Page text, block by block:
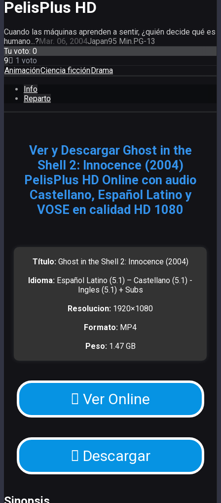
PelisPlus HD
Cuando las máquinas aprenden a sentir, ¿quién decide qué es
humano...?Mar. 06, 2004Japan95 Min.PG-13
Tu voto: 0
9
1 voto
AnimaciónCiencia ficciónDrama
Info
Reparto
Ver y Descargar Ghost in the
Shell 2: Innocence (2004)
PelisPlus HD Online con audio
Castellano, Español Latino y
VOSE en calidad HD 1080
Título: Ghost in the Shell 2: Innocence (2004)
Idioma: Español Latino (5.1) – Castellano (5.1) -
Ingles (5.1) + Subs
Resolucion: 1920×1080
Formato: MP4
Peso: 1.47 GB
Ver Online
Descargar